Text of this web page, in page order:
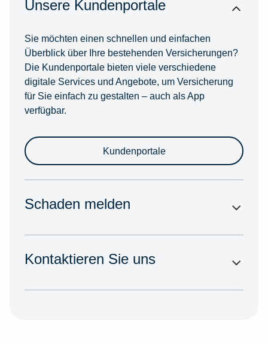
Unsere Kundenportale
Sie möchten einen schnellen und einfachen
Überblick über Ihre bestehenden Versicherungen?
Die Kundenportale bieten viele verschiedene
digitale Services und Angebote, um Versicherung
für Sie einfach zu gestalten – auch als App
verfügbar.
Kundenportale
Schaden melden
Kontaktieren Sie uns